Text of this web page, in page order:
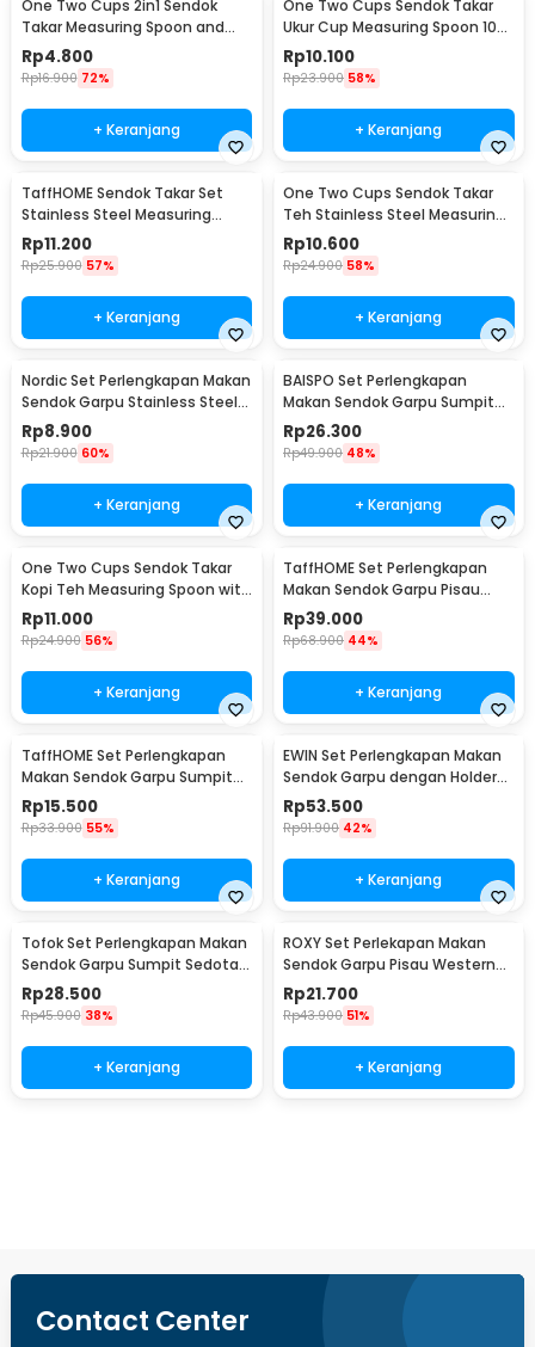
One Two Cups 2in1 Sendok
Takar Measuring Spoon and
Coffee Tamper - G1120
Rp4.800
Rp16.900 72%
+ Keranjang
One Two Cups Sendok Takar
Ukur Cup Measuring Spoon 10
PCS - 16799
Rp10.100
Rp23.900 58%
+ Keranjang
TaffHOME Sendok Takar Set
Stainless Steel Measuring
Spoon 5 PCS - S300
Rp11.200
Rp25.900 57%
+ Keranjang
One Two Cups Sendok Takar
Teh Stainless Steel Measuring
Spoon 5 PCS - S301
Rp10.600
Rp24.900 58%
+ Keranjang
Nordic Set Perlengkapan Makan
Sendok Garpu Stainless Steel
Cutlery Set - XS-B014
Rp8.900
Rp21.900 60%
+ Keranjang
BAISPO Set Perlengkapan
Makan Sendok Garpu Sumpit
Bambu Cutlery Set Winding -
EA025
Rp26.300
Rp49.900 48%
+ Keranjang
One Two Cups Sendok Takar
Kopi Teh Measuring Spoon with
Clip - G166
Rp11.000
Rp24.900 56%
+ Keranjang
TaffHOME Set Perlengkapan
Makan Sendok Garpu Pisau
Sumpit 8 PCS - EA02300
Rp39.000
Rp68.900 44%
+ Keranjang
TaffHOME Set Perlengkapan
Makan Sendok Garpu Sumpit
Pouch Cutlery Set - T1
Rp15.500
Rp33.900 55%
+ Keranjang
EWIN Set Perlengkapan Makan
Sendok Garpu dengan Holder
Angsa Swan Rack - NP311
Rp53.500
Rp91.900 42%
+ Keranjang
Tofok Set Perlengkapan Makan
Sendok Garpu Sumpit Sedotan
dengan Pouch - T5
Rp28.500
Rp45.900 38%
+ Keranjang
ROXY Set Perlekapan Makan
Sendok Garpu Pisau Western
Cutlery Set 4 PCS - C24
Rp21.700
Rp43.900 51%
+ Keranjang
Contact Center